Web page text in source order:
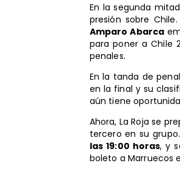
En la segunda
presión sobre
Amparo Abarca
para poner a Chile
penales.
En la tanda de
en la final y su
aún tiene
Ahora, La Roja se
tercero en su
las 19:00 horas, y
boleto a Marruecos